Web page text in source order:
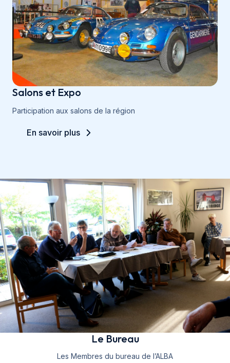
Salons et Expo
Participation aux salons de la région
En savoir plus
Le Bureau
Les Membres du bureau de l’ALBA